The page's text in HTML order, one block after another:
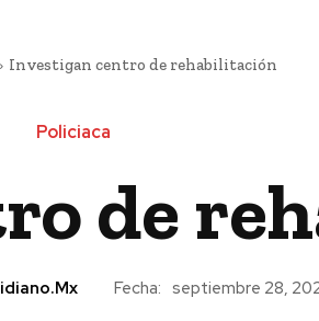
Investigan centro de rehabilitación
Policiaca
de
Fecha: septiembre 28,